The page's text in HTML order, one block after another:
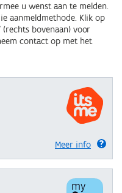
u wenst aan te melden.
aanmeldmethode. Klik op
(rechts bovenaan) voor
contact op met het
Meer info